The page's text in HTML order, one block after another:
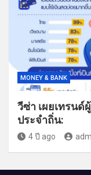
MONEY & BANK
วีซ่า เผยเทรนด์
ประจำถิ่น:
4 ปี ago